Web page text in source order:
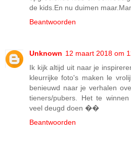
de kids.En nu duimen
Beantwoorden
Unknown 12 maart 2018 om
Ik kijk altijd uit naar je
kleurrijke foto's maken le
benieuwd naar je verhalen
tieners/pubers. Het te
veel deugd doen ��
Beantwoorden